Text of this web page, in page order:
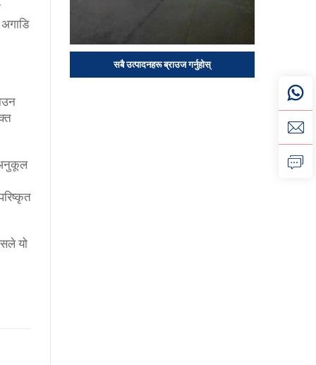
अनुकूल
यो
सबै उत्पादनहरू ब्राउज गर्नुहोस्